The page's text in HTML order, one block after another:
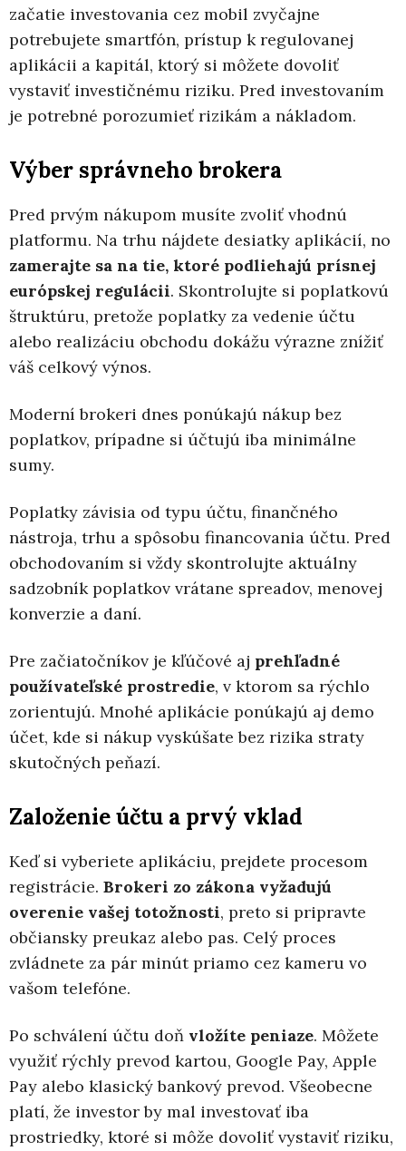
začatie investovania cez mobil zvyčajne
potrebujete smartfón, prístup k regulovanej
aplikácii a kapitál, ktorý si môžete dovoliť
vystaviť investičnému riziku. Pred investovaním
je potrebné porozumieť rizikám a nákladom.
Výber správneho brokera
Pred prvým nákupom musíte zvoliť vhodnú
platformu. Na trhu nájdete desiatky aplikácií, no
zamerajte sa na tie, ktoré podliehajú prísnej
európskej regulácii. Skontrolujte si poplatkovú
štruktúru, pretože poplatky za vedenie účtu
alebo realizáciu obchodu dokážu výrazne znížiť
váš celkový výnos.
Moderní brokeri dnes ponúkajú nákup bez
poplatkov, prípadne si účtujú iba minimálne
sumy.
Poplatky závisia od typu účtu, finančného
nástroja, trhu a spôsobu financovania účtu. Pred
obchodovaním si vždy skontrolujte aktuálny
sadzobník poplatkov vrátane spreadov, menovej
konverzie a daní.
Pre začiatočníkov je kľúčové aj prehľadné
používateľské prostredie, v ktorom sa rýchlo
zorientujú. Mnohé aplikácie ponúkajú aj demo
účet, kde si nákup vyskúšate bez rizika straty
skutočných peňazí.
Založenie účtu a prvý vklad
Keď si vyberiete aplikáciu, prejdete procesom
registrácie. Brokeri zo zákona vyžadujú
overenie vašej totožnosti, preto si pripravte
občiansky preukaz alebo pas. Celý proces
zvládnete za pár minút priamo cez kameru vo
vašom telefóne.
Po schválení účtu doň vložíte peniaze. Môžete
využiť rýchly prevod kartou, Google Pay, Apple
Pay alebo klasický bankový prevod. Všeobecne
platí, že investor by mal investovať iba
prostriedky, ktoré si môže dovoliť vystaviť riziku,